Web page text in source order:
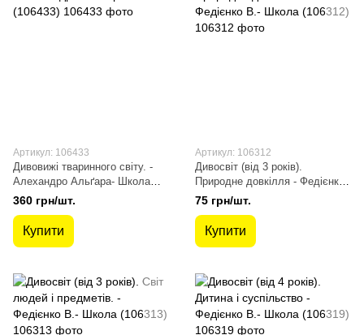
Артикул: 106433
Дивовижі тваринного світу. -
Алехандро Альґара- Школа
(106433)
360 грн/шт.
Купити
Артикул: 106312
Дивосвіт (від 3 років).
Природне довкілля - Федієнко
В.- Школа (106312)
75 грн/шт.
Купити